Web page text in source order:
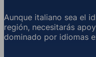
Aunque italiano sea el
región, necesitarás
dominado por idiomas